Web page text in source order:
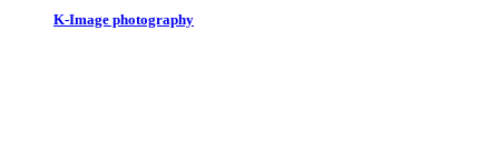
K-Image photography